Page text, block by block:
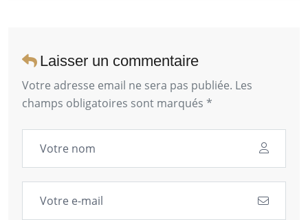
Laisser un commentaire
Votre adresse email ne sera pas publiée. Les
champs obligatoires sont marqués *